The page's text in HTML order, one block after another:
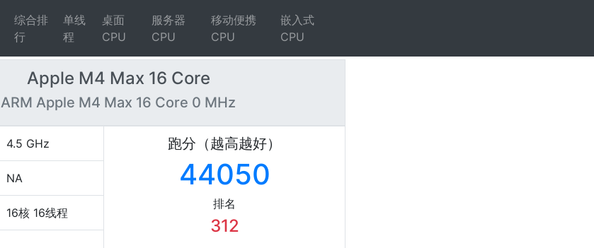
综合排
行
单线
程
桌面
CPU
服务器
CPU
移动便携
CPU
嵌入式
CPU
Apple M4 Max 16 Core
ARM Apple M4 Max 16 Core 0 MHz
4.5 GHz 跑分（越高越好）
44050
排名
312
NA
16核 16线程